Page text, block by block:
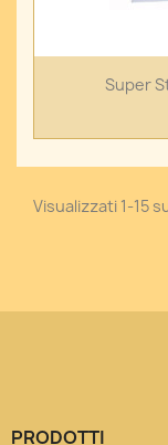
Super
Visualizzati 1-15
PRODOTTI